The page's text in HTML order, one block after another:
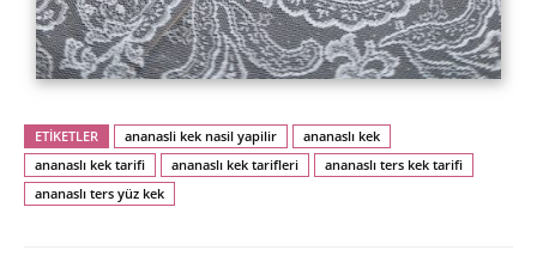
ETİKETLER ananasli kek nasil yapilir
ananaslı kek
ananaslı kek tarifi
ananaslı kek tarifleri
ananaslı ters kek tarifi
ananaslı ters yüz kek